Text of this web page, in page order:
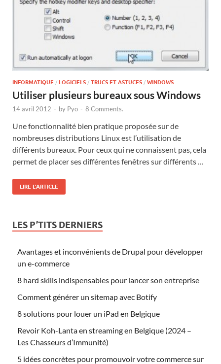
INFORMATIQUE / LOGICIELS / TRUCS ET ASTUCES / WINDOWS
Utiliser plusieurs bureaux sous Windows
14 avril 2012 - by Pyo - 8 Comments.
Une fonctionnalité bien pratique proposée sur de
nombreuses distributions Linux est l’utilisation de
différents bureaux. Pour ceux qui ne connaissent pas, cela
permet de placer ses différentes fenêtres sur différents …
LIRE L'ARTICLE
LES P’TITS DERNIERS
Avantages et inconvénients de Drupal pour développer
un e-commerce
8 hard skills indispensables pour lancer son entreprise
Comment générer un sitemap avec Botify
8 solutions pour louer un iPad en Belgique
Revoir Koh-Lanta en streaming en Belgique (2024 –
Les Chasseurs d’Immunité)
5 idées concrètes pour promouvoir votre commerce sur